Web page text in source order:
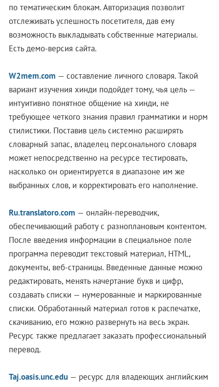
по тематическим блокам. Авторизация позволит
отслеживать успешность посетителя, дав ему
возможность выкладывать собственные материалы.
Есть демо-версия сайта.
W2mem.com — составление личного словаря. Такой
вариант изучения хинди подойдет тому, чья цель —
интуитивно понятное общение на хинди, не
требующее четкого знания правил грамматики и норм
стилистики. Поставив цель системно расширять
словарный запас, владелец персонального словаря
может непосредственно на ресурсе тестировать,
насколько он ориентируется в диапазоне им же
выбранных слов, и корректировать его наполнение.
Ru.translatoro.com — онлайн-переводчик,
обеспечивающий работу с разноплановым контентом.
После введения информации в специальное поле
программа переводит текстовый материал, HTML,
документы, веб-страницы. Введенные данные можно
редактировать, менять начертание букв и цифр,
создавать списки — нумерованные и маркированные
списки. Обработанный материал готов к распечатке,
скачиванию, его можно развернуть на весь экран.
Ресурс также предлагает заказать профессиональный
перевод.
Taj.oasis.unc.edu— ресурс для владеющих английским